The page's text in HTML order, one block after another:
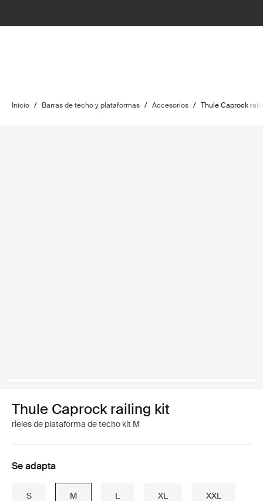
Inicio / Barras de techo y plataformas / Accesorios / Thule Caprock
Thule Caprock railing kit
rieles de plataforma de techo kit M
Se adapta
S M L XL XXL